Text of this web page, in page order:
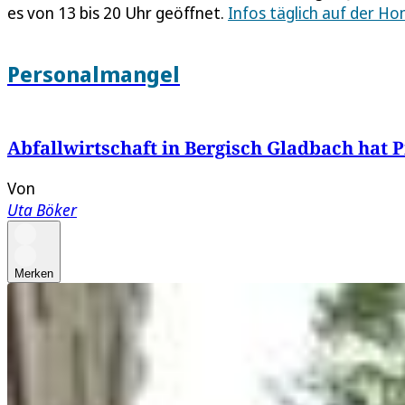
es von 13 bis 20 Uhr geöffnet. Infos täglich auf der
Personalmangel
Abfallwirtschaft in Bergisch Gladbach hat
Von
Uta Böker
Merken